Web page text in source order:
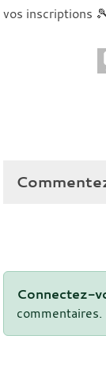
vos inscriptions 🎾
Connectez-
commentaires.